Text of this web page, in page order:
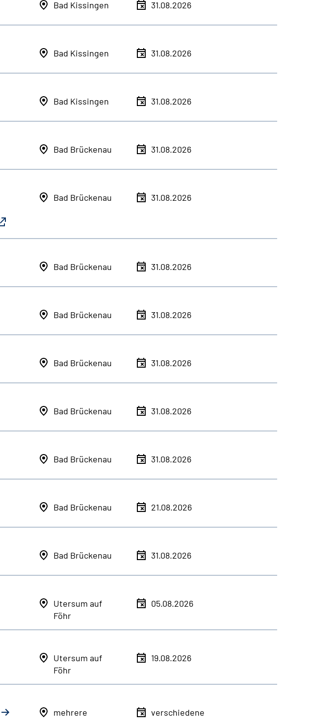
Bad Kissingen 31.08.2026
Bad Kissingen 31.08.2026
Bad Kissingen 31.08.2026
Bad Brückenau 31.08.2026
Bad Brückenau 31.08.2026
Bad Brückenau 31.08.2026
Bad Brückenau 31.08.2026
Bad Brückenau 31.08.2026
Bad Brückenau 31.08.2026
Bad Brückenau 31.08.2026
Bad Brückenau 21.08.2026
Bad Brückenau 31.08.2026
Utersum auf
Föhr
05.08.2026
Utersum auf
Föhr
19.08.2026
mehrere verschiedene